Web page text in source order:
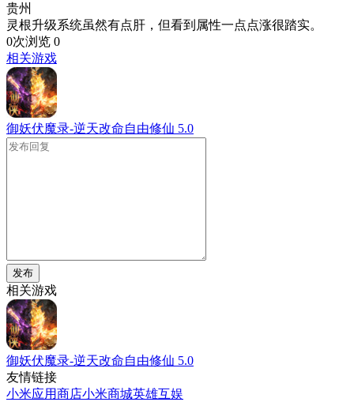
贵州
灵根升级系统虽然有点肝，但看到属性一点点涨很踏实。
0次浏览 0
相关游戏
御妖伏魔录-逆天改命自由修仙 5.0
发布
相关游戏
御妖伏魔录-逆天改命自由修仙 5.0
友情链接
小米应用商店小米商城英雄互娱